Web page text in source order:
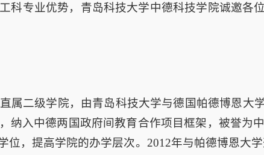
科专业优势，青岛科技大学中德科技学院诚邀各
属二级学院，由青岛科技大学与德国帕德博恩大
纳入中德两国政府间教育合作项目框架，被誉为
，提高学院的办学层次。2012年与帕德博恩大